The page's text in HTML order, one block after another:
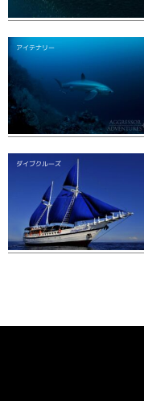
アイテナリー
ダイブクルーズ